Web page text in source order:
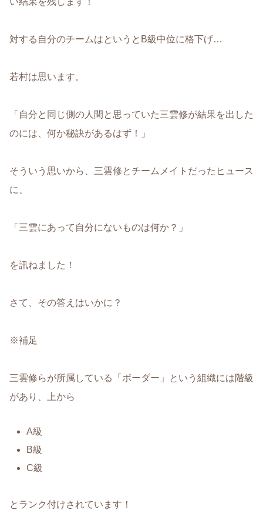
対する自分のチームはというとB級中位に格下げ…
若村は思います。
「自分と同じ側の人間と思っていた三雲修が結果を出した
のには、何か秘訣があるはず！」
そういう思いから、三雲修とチームメイトだったヒュース
に、
「三雲にあって自分にないものは何か？」
を訊ねました！
さて、その答えはいかに？
※補足
三雲修らが所属している「ボーダー」という組織には階級
があり、上から
A級
B級
C級
とランク付けされています！